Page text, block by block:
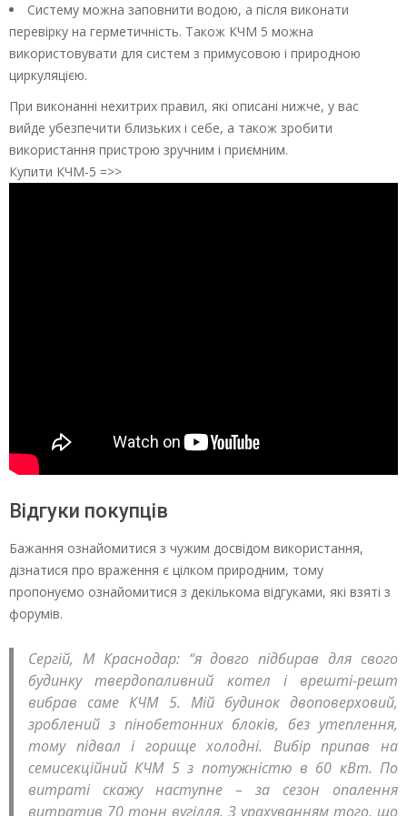
Систему можна заповнити водою, а після виконати
перевірку на герметичність. Також КЧМ 5 можна
використовувати для систем з примусовою і природною
циркуляцією.
При виконанні нехитрих правил, які описані нижче, у вас
вийде убезпечити близьких і себе, а також зробити
використання пристрою зручним і приємним.
Купити КЧМ-5 =>>
Відгуки покупців
Бажання ознайомитися з чужим досвідом використання,
дізнатися про враження є цілком природним, тому
пропонуємо ознайомитися з декількома відгуками, які взяті з
форумів.
Сергій, М Краснодар: “я довго підбирав для свого
будинку твердопаливний котел і врешті-решт
вибрав саме КЧМ 5. Мій будинок двоповерховий,
зроблений з пінобетонних блоків, без утеплення,
тому підвал і горище холодні. Вибір припав на
семисекційний КЧМ 5 з потужністю в 60 кВт. По
витраті скажу наступне – за сезон опалення
витратив 70 тонн вугілля. З урахуванням того, що